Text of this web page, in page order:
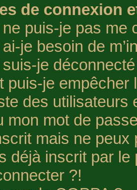
de connexion
puis-je pas me
je besoin de
je
puis-je empêcher
des utilisateurs
mon mot de
mais ne peux
déjà inscrit par
?!